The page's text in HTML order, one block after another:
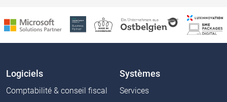
Logiciels
Comptabilité & conseil fiscal
Systèmes
Services